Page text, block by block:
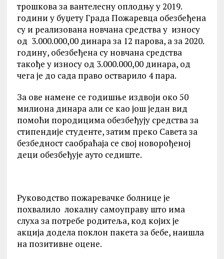
трошкова за вантелесну оплодњу у 2019.
години у буџету Града Пожаревца обезбеђена
су и реализована новчана средства у износу
од 3.000.000,00 динара за 12 парова, а за 2020.
годину, обезбеђена су новчана средства
такође у износу од 3.000.000,00 динара, од
чега је до сада право остварило 4 пара.
За ове намене се годишње издвоји око 50
милиона динара али се као још један вид
помоћи породицима обезбеђују средства за
стипендије студенте, затим преко Савета за
безбедност саобраћаја се свој новорођеној
деци обезбеђује ауто седиште.
Руководство пожаревачке болнице је
похвалило локалну самоуправу што има
слуха за потребе родитеља, код којих је
акција додела поклон пакета за бебе, наишла
на позитивне оцене.